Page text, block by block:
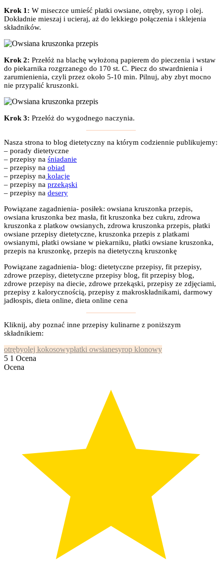
Krok 1: W miseczce umieść płatki owsiane, otręby, syrop i olej.
Dokładnie mieszaj i ucieraj, aż do lekkiego połączenia i sklejenia
składników.
Krok 2: Przełóż na blachę wyłożoną papierem do pieczenia i wstaw
do piekarnika rozgrzanego do 170 st. C. Piecz do stwardnienia i
zarumienienia, czyli przez około 5-10 min. Pilnuj, aby zbyt mocno
nie przypalić kruszonki.
Krok 3: Przełóż do wygodnego naczynia.
Nasza strona to blog dietetyczny na którym codziennie publikujemy:
– porady dietetyczne
– przepisy na śniadanie
– przepisy na obiad
– przepisy na kolacje
– przepisy na przekąski
– przepisy na desery
Powiązane zagadnienia- posiłek: owsiana kruszonka przepis,
owsiana kruszonka bez masła, fit kruszonka bez cukru, zdrowa
kruszonka z platkow owsianych, zdrowa kruszonka przepis, płatki
owsiane przepisy dietetyczne, kruszonka przepis z platkami
owsianymi, płatki owsiane w piekarniku, płatki owsiane kruszonka,
przepis na kruszonkę, przepis na dietetyczną kruszonkę
Powiązane zagadnienia- blog: dietetyczne przepisy, fit przepisy,
zdrowe przepisy, dietetyczne przepisy blog, fit przepisy blog,
zdrowe przepisy na diecie, zdrowe przekąski, przepisy ze zdjęciami,
przepisy z kalorycznością, przepisy z makroskładnikami, darmowy
jadłospis, dieta online, dieta online cena
Kliknij, aby poznać inne przepisy kulinarne z poniższym
składnikiem:
otrębyolej kokosowypłatki owsianesyrop klonowy
5 1 Ocena
Ocena